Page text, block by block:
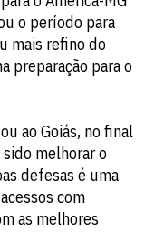
o período para
mais refino do
preparação para o
ao Goiás, no final
melhorar o
defesas é uma
com
as melhores